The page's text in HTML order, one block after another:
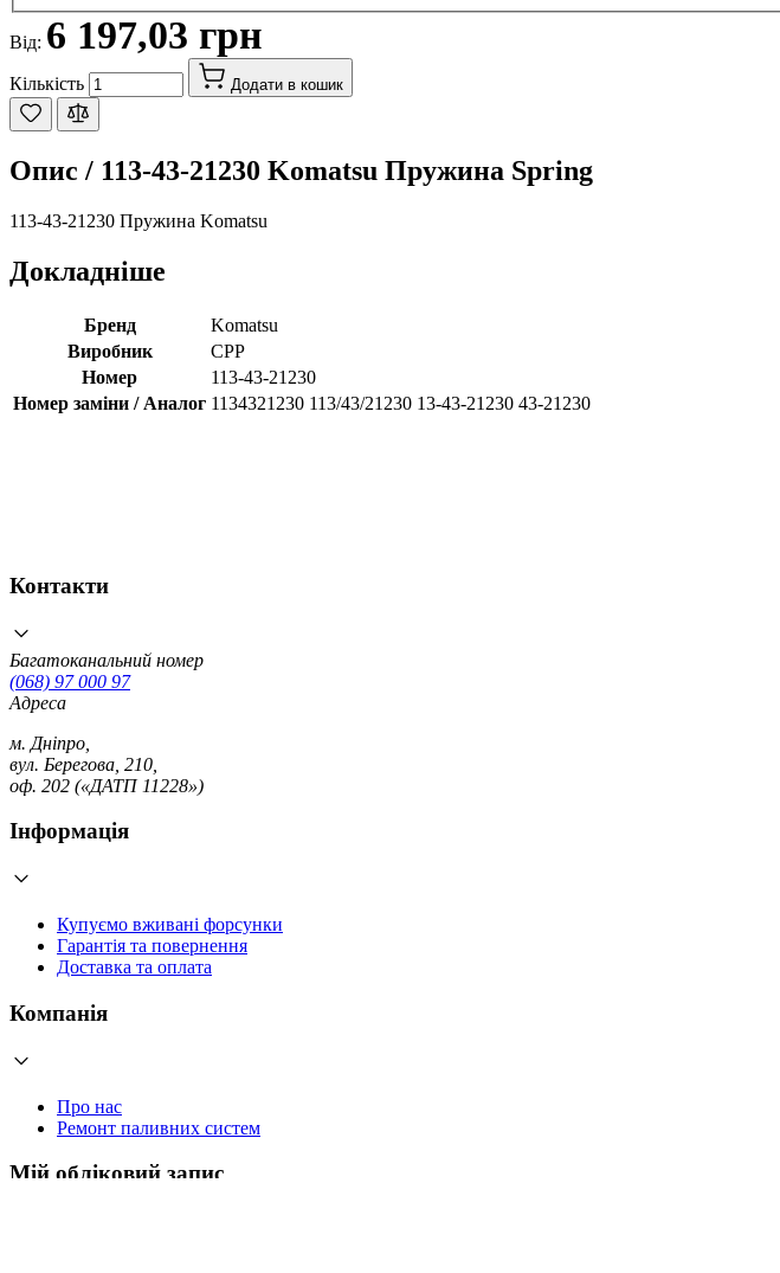
Від: 6 197,03 грн
Кількість Додати в кошик
Опис / 113-43-21230 Komatsu Пружина Spring
113-43-21230 Пружина Komatsu
Докладніше
Бренд
Komatsu
Виробник
CPP
Номер
113-43-21230
Номер заміни / Аналог 1134321230 113/43/21230 13-43-21230 43-21230
Контакти
Багатоканальний номер
(068) 97 000 97
Адреса
м. Дніпро,
вул. Берегова, 210,
оф. 202 («ДАТП 11228»)
Інформація
Купуємо вживані форсунки
Гарантія та повернення
Доставка та оплата
Компанія
Про нас
Ремонт паливних систем
Мій обліковий запис